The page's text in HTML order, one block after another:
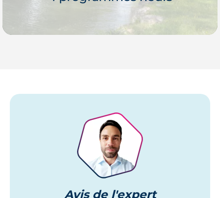
Je découvre
Avisde l'expert